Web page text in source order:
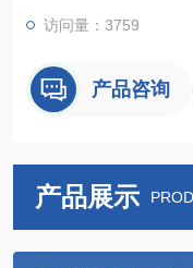
访问量：3759
产品咨询
产品展示